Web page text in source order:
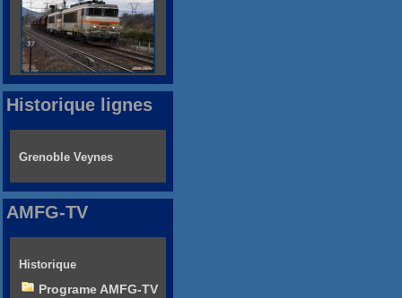
Historique lignes
Grenoble Veynes
AMFG-TV
Historique
Programe AMFG-TV